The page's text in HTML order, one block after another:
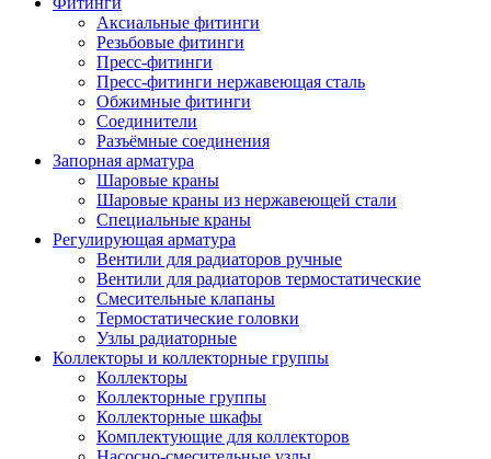
Аксиальные фитинги
Резьбовые фитинги
Пресс-фитинги
Пресс-фитинги нержавеющая сталь
Обжимные фитинги
Соединители
Разъёмные соединения
Запорная арматура
Шаровые краны
Шаровые краны из нержавеющей стали
Специальные краны
Регулирующая арматура
Вентили для радиаторов ручные
Вентили для радиаторов термостатические
Смесительные клапаны
Термостатические головки
Узлы радиаторные
Коллекторы и коллекторные группы
Коллекторы
Коллекторные группы
Коллекторные шкафы
Комплектующие для коллекторов